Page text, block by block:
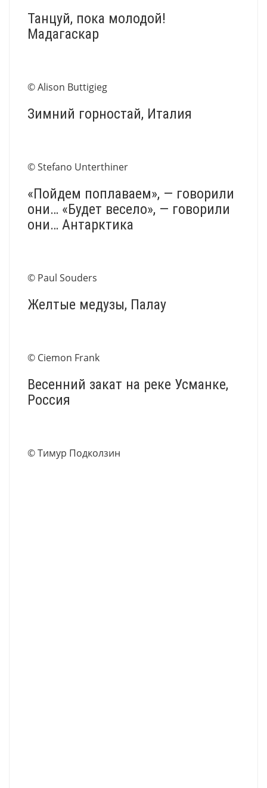
Танцуй, пока молодой!
Мадагаскар
© Alison Buttigieg
Зимний горностай, Италия
© Stefano Unterthiner
«Пойдем поплаваем», — говорили
они… «Будет весело», — говорили
они… Антарктика
© Paul Souders
Желтые медузы, Палау
© Ciemon Frank
Весенний закат на реке Усманке,
Россия
© Тимур Подколзин